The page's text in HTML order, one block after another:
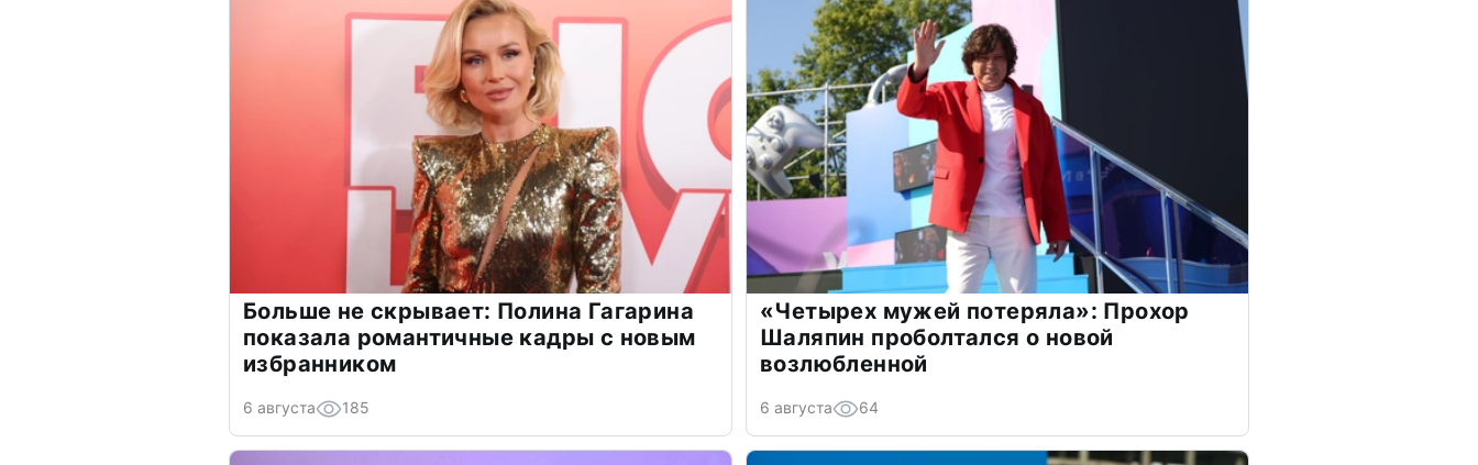
Больше не скрывает: Полина Гагарина
показала романтичные кадры с новым
избранником
6 августа 185
«Четырех мужей потеряла»: Прохор
Шаляпин проболтался о новой
возлюбленной
6 августа 64